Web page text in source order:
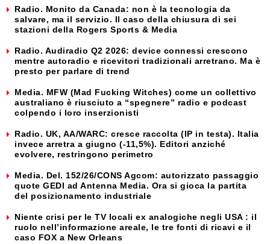
Radio. Monito da Canada: non è la tecnologia da
salvare, ma il servizio. Il caso della chiusura di sei
stazioni della Rogers Sports & Media
Radio. Audiradio Q2 2026: device connessi crescono
mentre autoradio e ricevitori tradizionali arretrano. Ma è
presto per parlare di trend
Media. MFW (Mad Fucking Witches) come un collettivo
australiano è riusciuto a “spegnere” radio e podcast
colpendo i loro inserzionisti
Radio. UK, AA/WARC: cresce raccolta (IP in testa). Italia
invece arretra a giugno (-11,5%). Editori anziché
evolvere, restringono perimetro
Media. Del. 152/26/CONS Agcom: autorizzato passaggio
quote GEDI ad Antenna Media. Ora si gioca la partita
del posizionamento industriale
Niente crisi per le TV locali ex analogiche negli USA : il
ruolo nell’informazione areale, le tre fonti di ricavi e il
caso FOX a New Orleans